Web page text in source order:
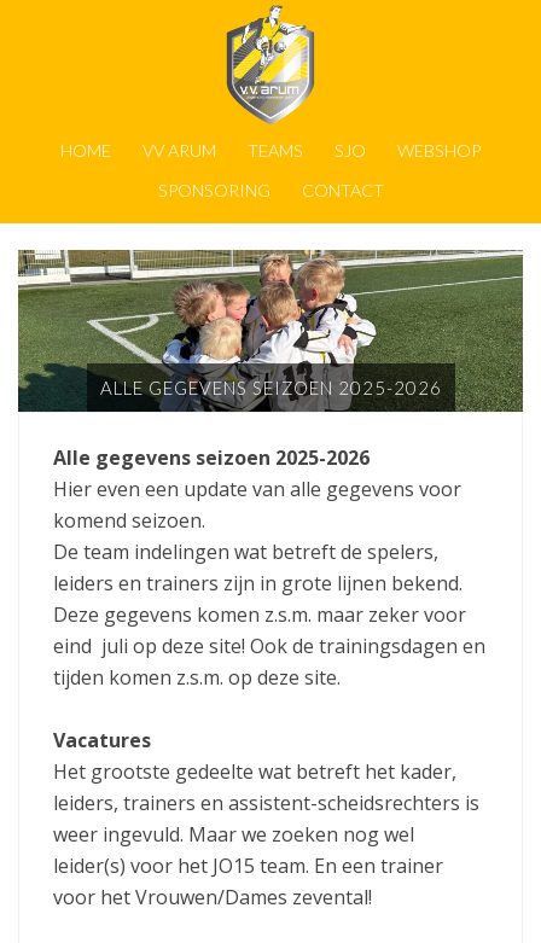
HOME VV ARUM TEAMS SJO
WEBSHOP
SPONSORING
CONTACT
ALLE GEGEVENS SEIZOEN 2025-2026
Alle gegevens seizoen 2025-2026
Hier even een update van alle gegevens voor
komend seizoen.
De team indelingen wat betreft de spelers,
leiders en trainers zijn in grote lijnen bekend.
Deze gegevens komen z.s.m. maar zeker voor
eind juli op deze site! Ook de trainingsdagen en
tijden komen z.s.m. op deze site.
Vacatures
Het grootste gedeelte wat betreft het kader,
leiders, trainers en assistent-scheidsrechters is
weer ingevuld. Maar we zoeken nog wel
leider(s) voor het JO15 team. En een trainer
voor het Vrouwen/Dames zevental!